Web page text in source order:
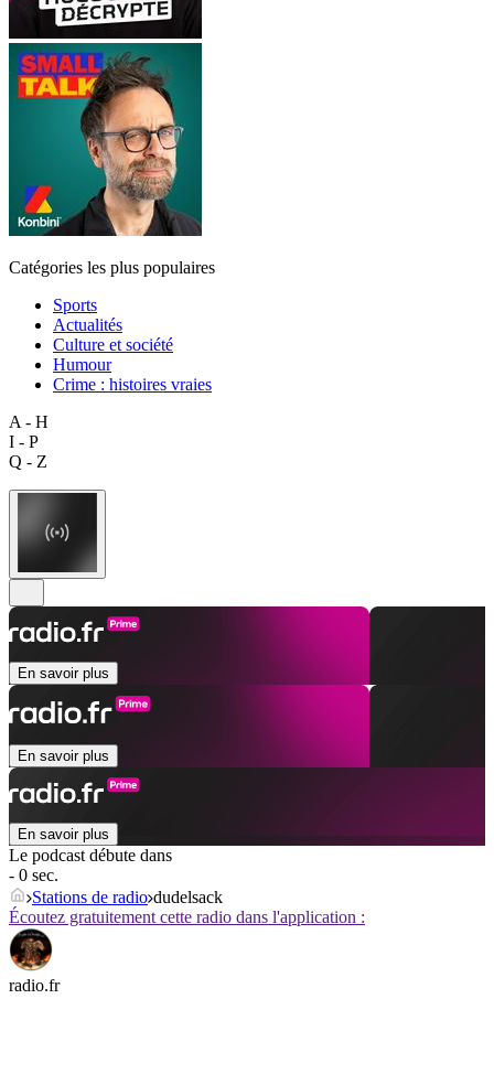
Catégories les plus populaires
Sports
Actualités
Culture et société
Humour
Crime : histoires vraies
A - H
I - P
Q - Z
En savoir plus
En savoir plus
En savoir plus
Le podcast débute dans
- 0 sec.
Stations de radio dudelsack
Écoutez gratuitement cette radio dans l'application :
radio.fr